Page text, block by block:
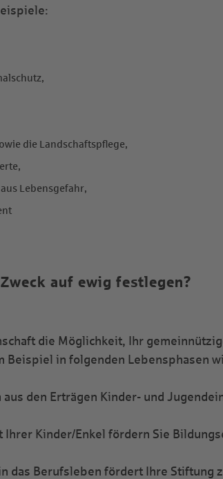
die Landschaftspflege,
Lebensgefahr,
auf ewig festlegen?
die Möglichkeit, Ihr
Beispiel in folgenden Lebensphasen
den Erträgen Kinder- und
Ihrer Kinder/Enkel fördern Sie
das Berufsleben fördert Ihre Stiftung